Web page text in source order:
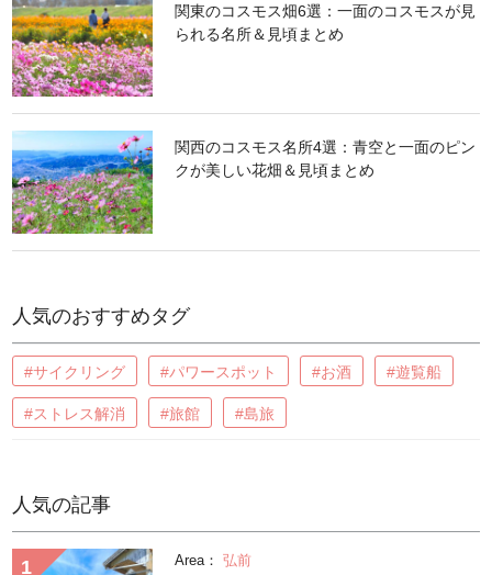
関東のコスモス畑6選：一面のコスモスが見
られる名所＆見頃まとめ
関西のコスモス名所4選：青空と一面のピン
クが美しい花畑＆見頃まとめ
人気のおすすめタグ
#サイクリング #パワースポット #お酒 #遊覧船
#ストレス解消 #旅館 #島旅
人気の記事
Area： 弘前